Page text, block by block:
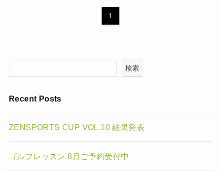
1
検索
Recent Posts
ZENSPORTS CUP VOL.10 結果発表
ゴルフレッスン 8月ご予約受付中